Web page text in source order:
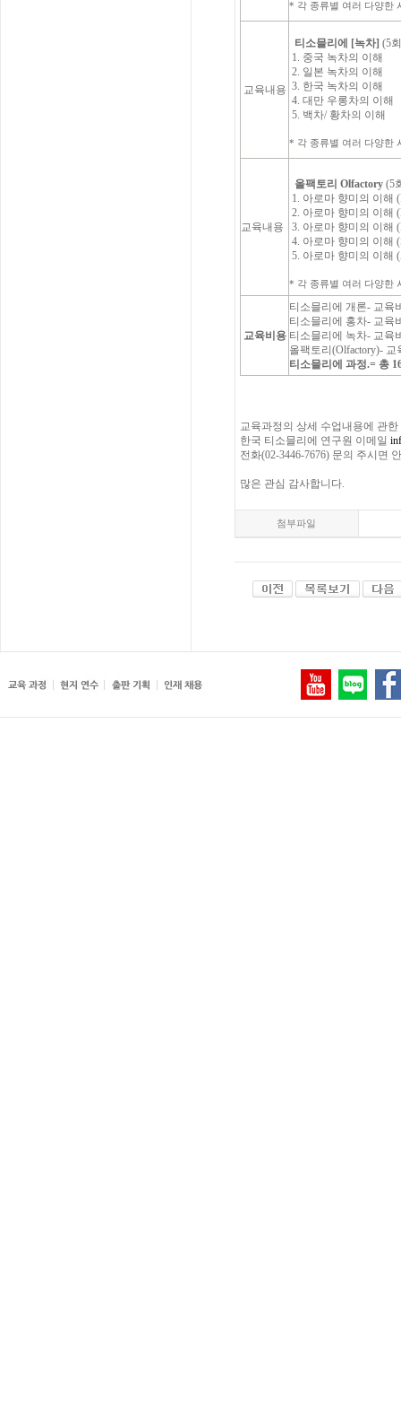
* 각 종류별 여러 다양한
교육내용
티소믈리에 [녹차] (5
1. 중국 녹차의 이해
2. 일본 녹차의 이해
3. 한국 녹차의 이해
4. 대만 우롱차의 이해
5. 백차/ 황차의 이해
* 각 종류별 여러 다양한
교육내용
올팩토리 Olfactory (5
1. 아로마 향미의 이해
2. 아로마 향미의 이해
3. 아로마 향미의 이해
4. 아로마 향미의 이해
5. 아로마 향미의 이해
* 각 종류별 여러 다양한
교육비용
티소믈리에 개론- 교육
티소믈리에 홍차- 교육
티소믈리에 녹차- 교육
올팩토리(Olfactory)-
티소믈리에 과정.= 총
교육과정의 상세 수업내용에 관
한국 티소믈리에 연구원 이메일
전화(02-3446-7676) 문의 주시면
많은 관심 감사합니다.
첨부파일